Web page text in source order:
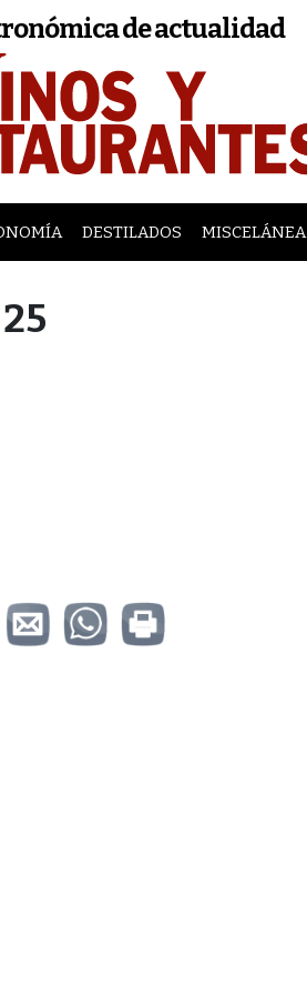
de actualidad
DESTILADOS MISCELÁNEA